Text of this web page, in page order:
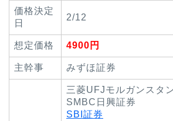
価格決定
日
2/12
想定価格 4900円
主幹事 みずほ証券
三菱UFJモルガンスタ
SMBC日興証券
SBI証券